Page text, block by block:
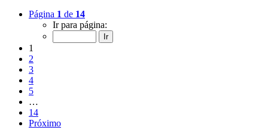
Página 1 de 14
Ir para página:
1
2
3
4
5
…
14
Próximo